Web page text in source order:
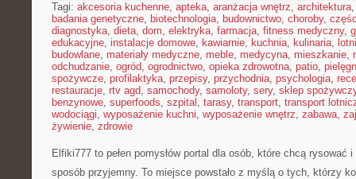
Tagi: akcesoria kuchenne, apteka, aranżacja wnętrz, architektura
badania genetyczne, biotechnologia, budownictwo, choroby,
diagnostyka, dieta, dom, elektryka, farmacja, fitness medyczny,
edukacyjne, instalacje domowe, kawiarnie, kuchnia, kulinaria,
budowlane, materiały medyczne, meble, medycyna, mieszkanie,
odchudzanie, ogród, ogrodnictwo, opieka zdrowotna, patio,
spożywcze, profilaktyka, przepisy, przychodnia, psychologia,
restauracje, rtv agd, samochody, samoloty, sery, sklep
benzynowe, superfoods, szpital , tarasy, transport, transport
wodociągi, wyposażenie kuchni, wyposażenie wnętrz, zabawa,
żywienie, zdrowie
Elfiki777 to pełen pomysłów portal dla osób, które chcą rysować
sposób przyjemny. To miejsce powstało z myślą o tych, którzy